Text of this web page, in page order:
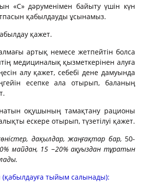
«С» дәруменімен байыту үшін күн
қабылдауды ұсынамыз.
қажет.
артық немесе жетпейтін болса
медициналық қызметкерінен алуға
алу қажет, себебі дене дамуында
есепке ала отырып, баланың
оқушының тамақтану рационы
ескере отырып, түзетілуі қажет.
дақылдар, жаңғақтар бар, 50-
майдан, 15 −20%ақуыздан тұратын
тыйым салынады):